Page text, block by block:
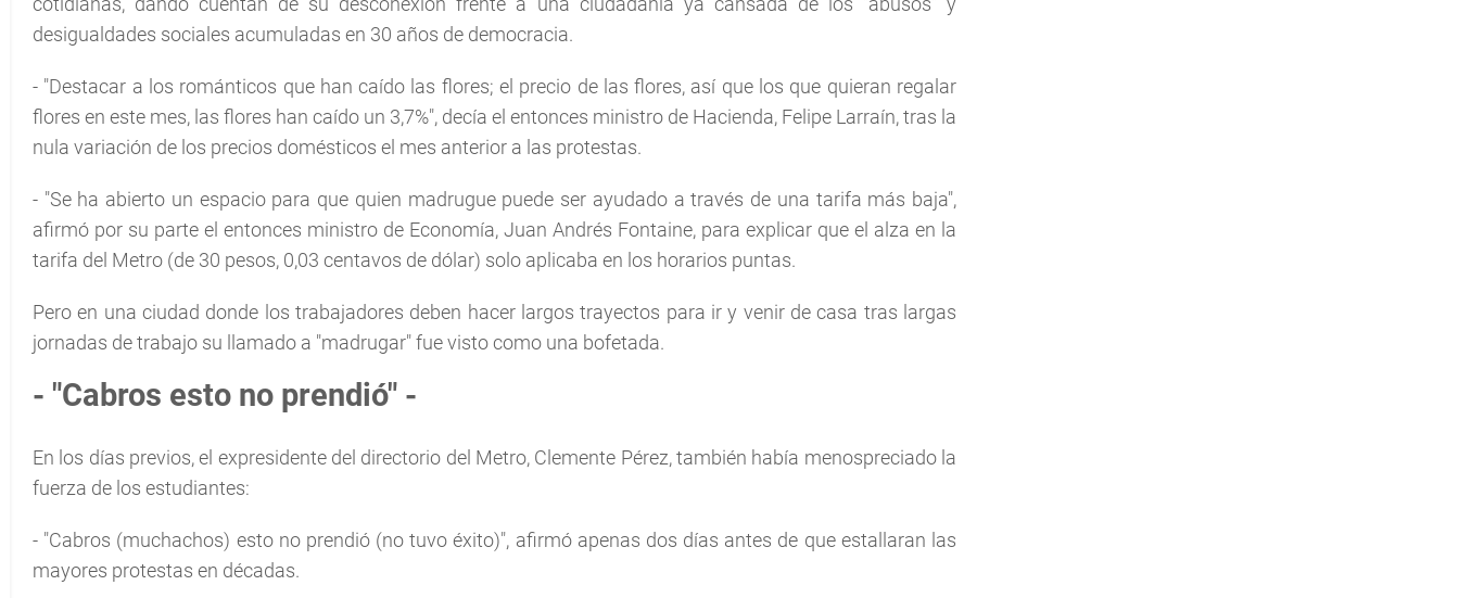
desigualdades sociales acumuladas en 30 años de democracia.
- "Destacar a los románticos que han caído las flores; el precio de las flores, así que los que quieran regalar
flores en este mes, las flores han caído un 3,7%", decía el entonces ministro de Hacienda, Felipe Larraín, tras la
nula variación de los precios domésticos el mes anterior a las protestas.
- "Se ha abierto un espacio para que quien madrugue puede ser ayudado a través de una tarifa más baja",
afirmó por su parte el entonces ministro de Economía, Juan Andrés Fontaine, para explicar que el alza en la
tarifa del Metro (de 30 pesos, 0,03 centavos de dólar) solo aplicaba en los horarios puntas.
Pero en una ciudad donde los trabajadores deben hacer largos trayectos para ir y venir de casa tras largas
jornadas de trabajo su llamado a "madrugar" fue visto como una bofetada.
- "Cabros esto no prendió" -
En los días previos, el expresidente del directorio del Metro, Clemente Pérez, también había menospreciado la
fuerza de los estudiantes:
- "Cabros (muchachos) esto no prendió (no tuvo éxito)", afirmó apenas dos días antes de que estallaran las
mayores protestas en décadas.